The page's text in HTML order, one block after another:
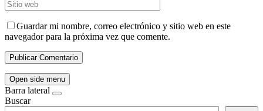
Guardar mi nombre, correo electrónico y sitio web en este
navegador para la próxima vez que comente.
Open side menu
Barra lateral
Buscar